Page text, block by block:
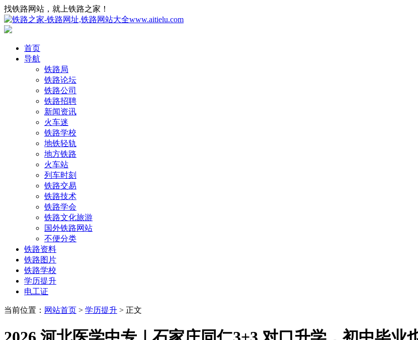
找铁路网站，就上铁路之家！
首页
导航
铁路局
铁路论坛
铁路公司
铁路招聘
新闻资讯
火车迷
铁路学校
地铁轻轨
地方铁路
火车站
列车时刻
铁路交易
铁路技术
铁路学会
铁路文化旅游
国外铁路网站
不便分类
铁路资料
铁路图片
铁路学校
学历提升
电工证
当前位置： 网站首页 > 学历提升 > 正文